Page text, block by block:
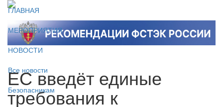
ГЛАВНАЯ
МЕРОПРИЯТИЯ
НОВОСТИ
Все новости
Безопасникам
ЕС введёт единые
требования к